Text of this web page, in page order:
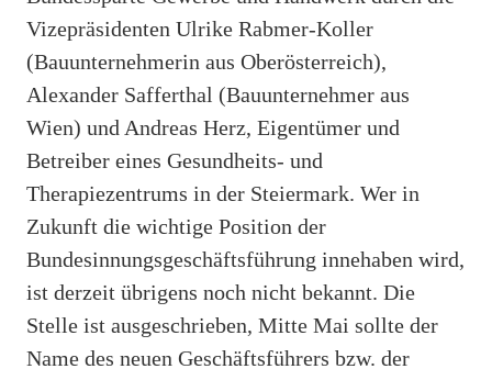
Vizepräsidenten Ulrike Rabmer-Koller
(Bauunternehmerin aus Oberösterreich),
Alexander Safferthal (Bauunternehmer aus
Wien) und Andreas Herz, Eigentümer und
Betreiber eines Gesundheits- und
Therapiezentrums in der Steiermark. Wer in
Zukunft die wichtige Position der
Bundesinnungsgeschäftsführung innehaben wird,
ist derzeit übrigens noch nicht bekannt. Die
Stelle ist ausgeschrieben, Mitte Mai sollte der
Name des neuen Geschäftsführers bzw. der